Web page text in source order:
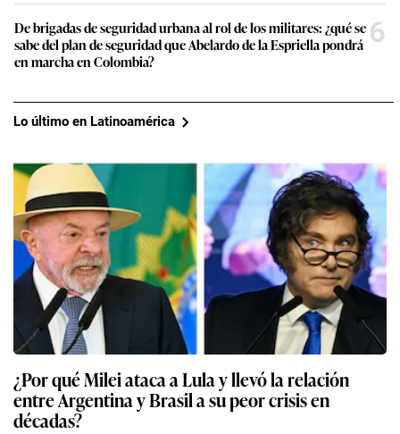
De brigadas de seguridad urbana al rol de los militares: ¿qué se
sabe del plan de seguridad que Abelardo de la Espriella pondrá
en marcha en Colombia?
6
Lo último en Latinoamérica
¿Por qué Milei ataca a Lula y llevó la relación
entre Argentina y Brasil a su peor crisis en
décadas?